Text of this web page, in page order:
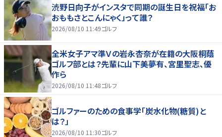
渋野日向子がインスタで同期の誕生日を祝福「お
おももさとこんにゃく」って誰？
2026/08/10 11:49ゴルフ
全米女子アマ準Ｖの岩永杏奈が在籍の大阪桐蔭
ゴルフ部とは？先輩に山下美夢有、宮里聖志、優
作ら
2026/08/10 11:48ゴルフ
ゴルファーのための食事学「炭水化物(糖質)と
は？」
2026/08/10 11:30ゴルフ